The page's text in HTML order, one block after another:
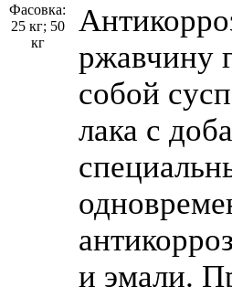
Фасовка:
25 кг; 50
кг
ржавчину
собой
лака с
и эмали.